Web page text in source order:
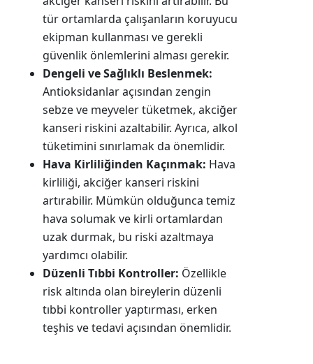
tür ortamlarda çalışanların koruyucu
ekipman kullanması ve gerekli
güvenlik önlemlerini alması gerekir.
Dengeli ve Sağlıklı Beslenmek:
Antioksidanlar açısından zengin
sebze ve meyveler tüketmek, akciğer
kanseri riskini azaltabilir. Ayrıca, alkol
tüketimini sınırlamak da önemlidir.
Hava Kirliliğinden Kaçınmak: Hava
kirliliği, akciğer kanseri riskini
artırabilir. Mümkün olduğunca temiz
hava solumak ve kirli ortamlardan
uzak durmak, bu riski azaltmaya
yardımcı olabilir.
Düzenli Tıbbi Kontroller: Özellikle
risk altında olan bireylerin düzenli
tıbbi kontroller yaptırması, erken
teşhis ve tedavi açısından önemlidir.